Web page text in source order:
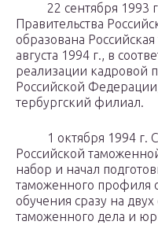
22 сентября 1993 г.
Правительства
образована
августа 1994 г., в
реализации кадровой
Российской
тербургский филиал.
1 октября 1994 г.
Российской
набор и начал
таможенного профиля
обучения сразу на
таможенно­го дела и